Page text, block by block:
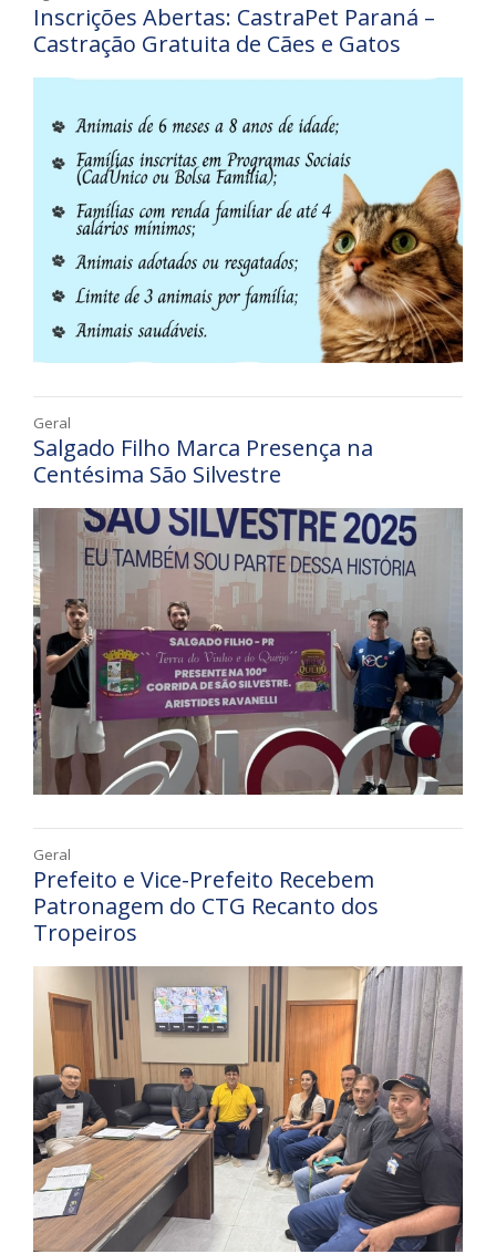
Inscrições Abertas: CastraPet Paraná –
Castração Gratuita de Cães e Gatos
Geral
Salgado Filho Marca Presença na
Centésima São Silvestre
Geral
Prefeito e Vice-Prefeito Recebem
Patronagem do CTG Recanto dos
Tropeiros